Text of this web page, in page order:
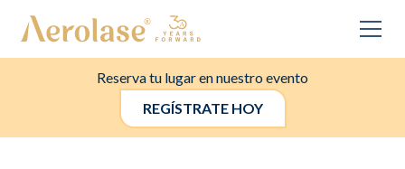
Reserva tu lugar en nuestro evento
REGÍSTRATE HOY